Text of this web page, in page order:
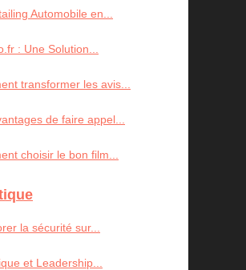
Automobile en...
: Une Solution...
transformer les avis...
de faire appel...
choisir le bon film...
la sécurité sur...
et Leadership...